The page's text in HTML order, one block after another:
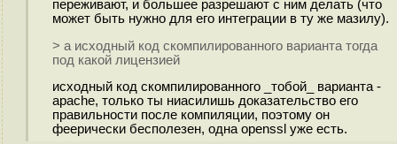
переживают, и большее разрешают с ним делать (что
может быть нужно для его интеграции в ту же мазилу).
> а исходный код скомпилированного варианта тогда
под какой лицензией
исходный код скомпилированного _тобой_ варианта -
apache, только ты ниасилишь доказательство его
правильности после компиляции, поэтому он
феерически бесполезен, одна openssl уже есть.